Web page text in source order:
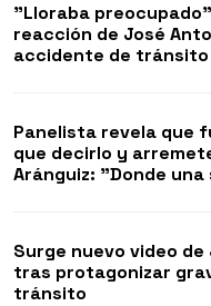
"Lloraba
reacción de José
accidente de tránsito
Panelista revela que
que decirlo y
Aránguiz: "Donde
Surge nuevo video de
tras protagonizar
tránsito